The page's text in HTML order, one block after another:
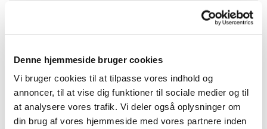
Denne hjemmeside bruger cookies
Vi bruger cookies til at tilpasse vores indhold og
annoncer, til at vise dig funktioner til sociale medier og til
at analysere vores trafik. Vi deler også oplysninger om
din brug af vores hjemmeside med vores partnere inden
Vores dygtige korleder Sandra laver babysalmesang
for babyer mellem ca. 3 og 12 måneder.
Læs mere om Babysalmesang og tilmeld digHER.